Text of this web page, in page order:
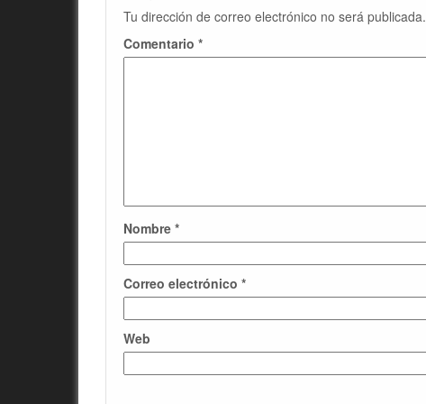
Tu dirección de correo electrónico no será publicada.
Comentario *
Nombre *
Correo electrónico *
Web